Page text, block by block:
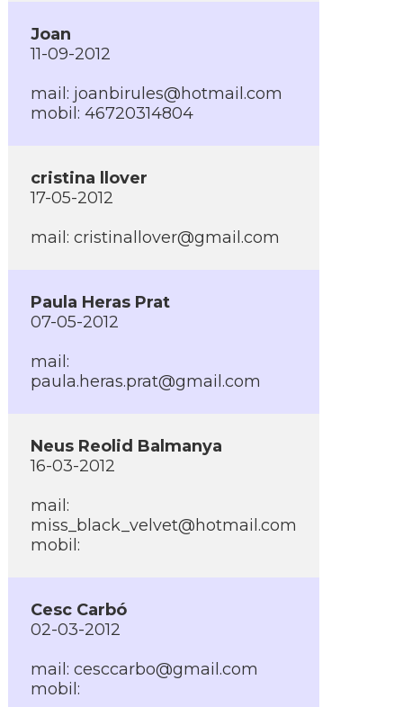
Joan
11-09-2012
mail: joanbirules@hotmail.com
mobil: 46720314804
cristina llover
17-05-2012
mail: cristinallover@gmail.com
Paula Heras Prat
07-05-2012
mail:
paula.heras.prat@gmail.com
Neus Reolid Balmanya
16-03-2012
mail:
miss_black_velvet@hotmail.com
mobil:
Cesc Carbó
02-03-2012
mail: cesccarbo@gmail.com
mobil: